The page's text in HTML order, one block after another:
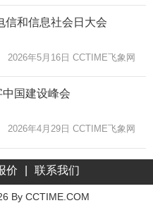
信和信息社会日大会
2026年5月16日 CCTIME飞象网
国建设峰会
2026年4月29日 CCTIME飞象网
价 联系我们
By CCTIME.COM